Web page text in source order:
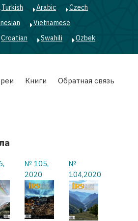
Turkish Arabic
Czech
Vietnamese
Croatian Swahili Ozbek
Книги Обратная связь
№ 105,
2020
№
104,2020